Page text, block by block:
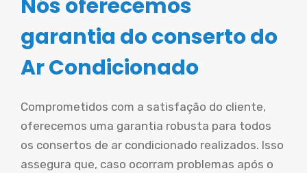
Nós oferecemos
garantia do conserto do
Ar Condicionado
Comprometidos com a satisfação do cliente,
oferecemos uma garantia robusta para todos
os consertos de ar condicionado realizados. Isso
assegura que, caso ocorram problemas após o